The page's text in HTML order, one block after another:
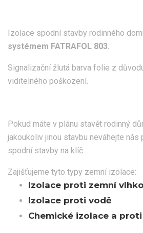
Izolace spodní stavby rodinného
systémem FATRAFOL 803.
Signalizační žlutá barva folie z
viditelného poškození.
Pokud máte v plánu stavět rodinný
jakoukoliv jinou stavbu neváhejte
spodní stavby na klíč.
Zajišťujeme tyto typy zemní izolace:
Izolace proti zemní
Izolace proti vodě
Chemické izolace a